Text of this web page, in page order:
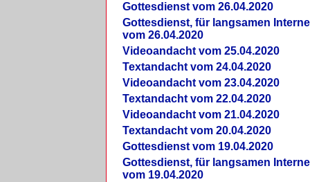
Gottesdienst vom 26.04.2020
Gottesdienst, für langsamen
vom 26.04.2020
Videoandacht vom 25.04.2020
Textandacht vom 24.04.2020
Videoandacht vom 23.04.2020
Textandacht vom 22.04.2020
Videoandacht vom 21.04.2020
Textandacht vom 20.04.2020
Gottesdienst vom 19.04.2020
Gottesdienst, für langsamen
vom 19.04.2020